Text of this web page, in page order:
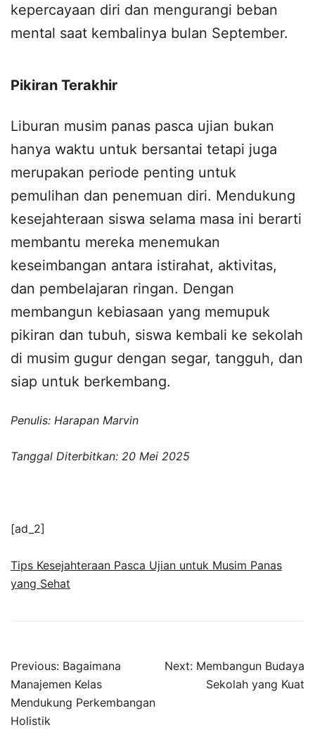
kepercayaan diri dan mengurangi beban
mental saat kembalinya bulan September.
Pikiran Terakhir
Liburan musim panas pasca ujian bukan
hanya waktu untuk bersantai tetapi juga
merupakan periode penting untuk
pemulihan dan penemuan diri. Mendukung
kesejahteraan siswa selama masa ini berarti
membantu mereka menemukan
keseimbangan antara istirahat, aktivitas,
dan pembelajaran ringan. Dengan
membangun kebiasaan yang memupuk
pikiran dan tubuh, siswa kembali ke sekolah
di musim gugur dengan segar, tangguh, dan
siap untuk berkembang.
Penulis: Harapan Marvin
Tanggal Diterbitkan: 20 Mei 2025
[ad_2]
Tips Kesejahteraan Pasca Ujian untuk Musim Panas
yang Sehat
Post
navigation
Previous: Bagaimana
Manajemen Kelas
Mendukung Perkembangan
Holistik
Next: Membangun Budaya
Sekolah yang Kuat